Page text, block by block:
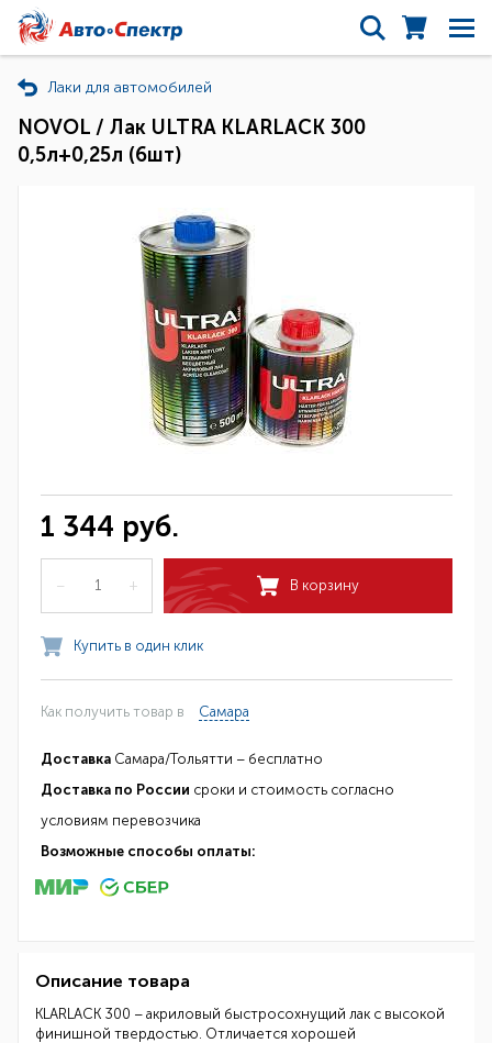
Лаки для автомобилей
NOVOL / Лак ULTRA KLARLACK 300
0,5л+0,25л (6шт)
1 344 руб.
– + В корзину
Купить в один клик
Как получить товар в Самара
Доставка Самара/Тольятти – бесплатно
Доставка по России сроки и стоимость согласно
условиям перевозчика
Возможные способы оплаты:
Описание товара
KLARLACK 300 – акриловый быстросохнущий лак с высокой
финишной твердостью. Отличается хорошей